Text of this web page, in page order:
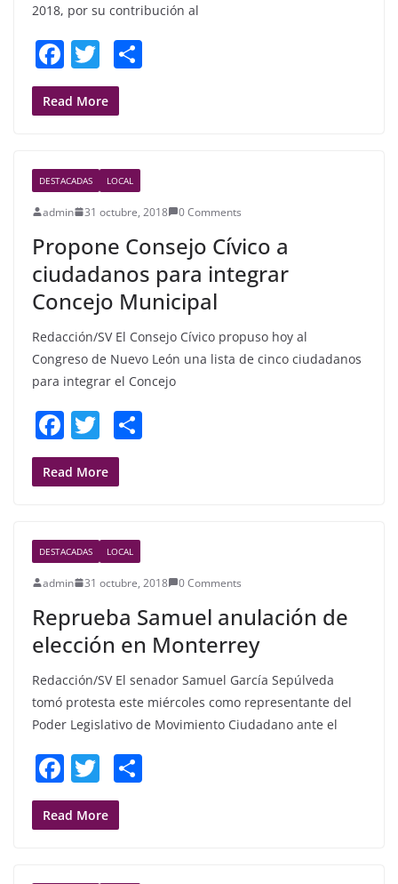
2018, por su contribución al
F
a
c
b
o
o
k
T
w
itt
Read More
DESTACADAS LOCAL
admin 31 octubre, 2018 0 Comments
Propone Consejo Cívico a
ciudadanos para integrar
Concejo Municipal
Redacción/SV El Consejo Cívico propuso hoy al
Congreso de Nuevo León una lista de cinco ciudadanos
para integrar el Concejo
F
a
c
b
o
o
k
T
w
itt
Read More
DESTACADAS LOCAL
admin 31 octubre, 2018 0 Comments
Reprueba Samuel anulación de
elección en Monterrey
Redacción/SV El senador Samuel García Sepúlveda
tomó protesta este miércoles como representante del
Poder Legislativo de Movimiento Ciudadano ante el
F
a
c
T
w
itt
Read More